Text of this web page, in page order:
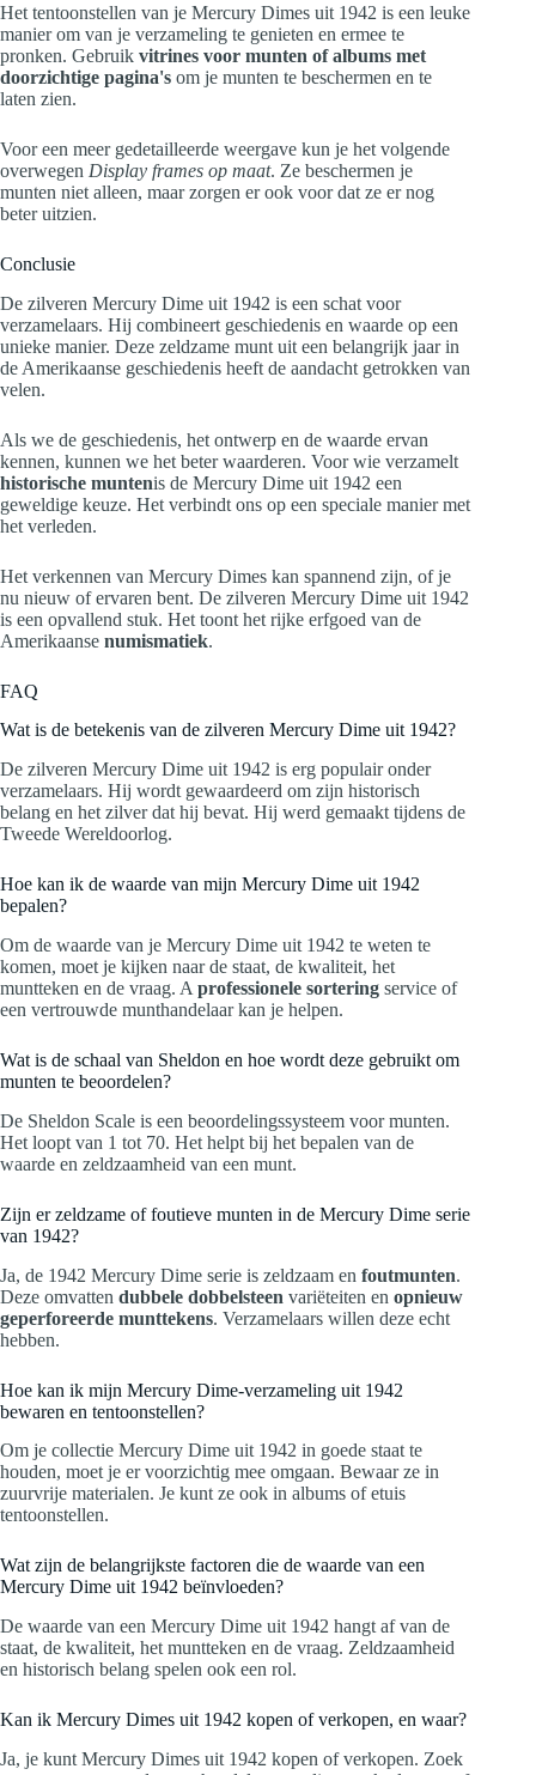
Het tentoonstellen van je Mercury Dimes uit 1942 is een leuke
manier om van je verzameling te genieten en ermee te
pronken. Gebruik vitrines voor munten of albums met
doorzichtige pagina's om je munten te beschermen en te
laten zien.
Voor een meer gedetailleerde weergave kun je het volgende
overwegen Display frames op maat. Ze beschermen je
munten niet alleen, maar zorgen er ook voor dat ze er nog
beter uitzien.
Conclusie
De zilveren Mercury Dime uit 1942 is een schat voor
verzamelaars. Hij combineert geschiedenis en waarde op een
unieke manier. Deze zeldzame munt uit een belangrijk jaar in
de Amerikaanse geschiedenis heeft de aandacht getrokken van
velen.
Als we de geschiedenis, het ontwerp en de waarde ervan
kennen, kunnen we het beter waarderen. Voor wie verzamelt
historische muntenis de Mercury Dime uit 1942 een
geweldige keuze. Het verbindt ons op een speciale manier met
het verleden.
Het verkennen van Mercury Dimes kan spannend zijn, of je
nu nieuw of ervaren bent. De zilveren Mercury Dime uit 1942
is een opvallend stuk. Het toont het rijke erfgoed van de
Amerikaanse numismatiek.
FAQ
Wat is de betekenis van de zilveren Mercury Dime uit 1942?
De zilveren Mercury Dime uit 1942 is erg populair onder
verzamelaars. Hij wordt gewaardeerd om zijn historisch
belang en het zilver dat hij bevat. Hij werd gemaakt tijdens de
Tweede Wereldoorlog.
Hoe kan ik de waarde van mijn Mercury Dime uit 1942
bepalen?
Om de waarde van je Mercury Dime uit 1942 te weten te
komen, moet je kijken naar de staat, de kwaliteit, het
muntteken en de vraag. A professionele sortering service of
een vertrouwde munthandelaar kan je helpen.
Wat is de schaal van Sheldon en hoe wordt deze gebruikt om
munten te beoordelen?
De Sheldon Scale is een beoordelingssysteem voor munten.
Het loopt van 1 tot 70. Het helpt bij het bepalen van de
waarde en zeldzaamheid van een munt.
Zijn er zeldzame of foutieve munten in de Mercury Dime serie
van 1942?
Ja, de 1942 Mercury Dime serie is zeldzaam en foutmunten.
Deze omvatten dubbele dobbelsteen variëteiten en opnieuw
geperforeerde munttekens. Verzamelaars willen deze echt
hebben.
Hoe kan ik mijn Mercury Dime-verzameling uit 1942
bewaren en tentoonstellen?
Om je collectie Mercury Dime uit 1942 in goede staat te
houden, moet je er voorzichtig mee omgaan. Bewaar ze in
zuurvrije materialen. Je kunt ze ook in albums of etuis
tentoonstellen.
Wat zijn de belangrijkste factoren die de waarde van een
Mercury Dime uit 1942 beïnvloeden?
De waarde van een Mercury Dime uit 1942 hangt af van de
staat, de kwaliteit, het muntteken en de vraag. Zeldzaamheid
en historisch belang spelen ook een rol.
Kan ik Mercury Dimes uit 1942 kopen of verkopen, en waar?
Ja, je kunt Mercury Dimes uit 1942 kopen of verkopen. Zoek